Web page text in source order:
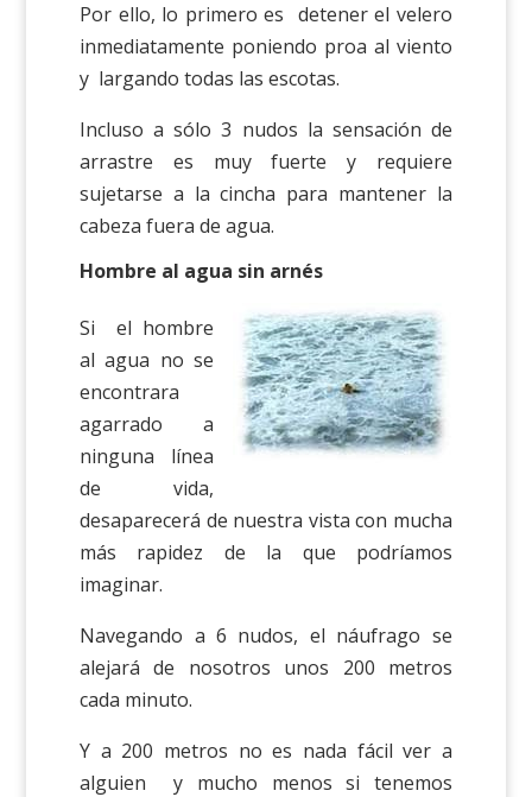
Por ello, lo primero es detener el velero
inmediatamente poniendo proa al viento
y largando todas las escotas.
Incluso a sólo 3 nudos la sensación de
arrastre es muy fuerte y requiere
sujetarse a la cincha para mantener la
cabeza fuera de agua.
Hombre al agua sin arnés
Si el hombre
al agua no se
encontrara
agarrado a
ninguna línea
de vida,
desaparecerá de nuestra vista con mucha
más rapidez de la que podríamos
imaginar.
Navegando a 6 nudos, el náufrago se
alejará de nosotros unos 200 metros
cada minuto.
Y a 200 metros no es nada fácil ver a
alguien y mucho menos si tenemos